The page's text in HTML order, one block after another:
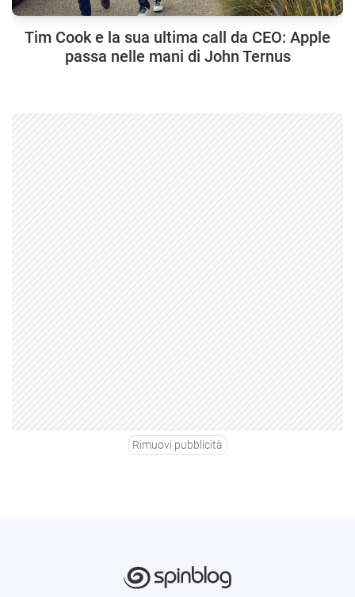
Tim Cook e la sua ultima call da CEO: Apple
passa nelle mani di John Ternus
Rimuovi pubblicità